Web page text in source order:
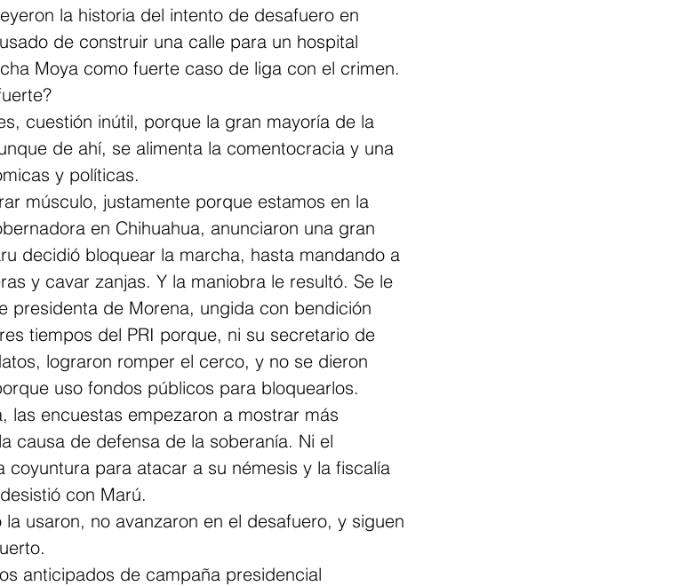
la historia del intento de desafuero en
de construir una calle para un hospital
Moya como fuerte caso de liga con el crimen.
cuestión inútil, porque la gran mayoría de la
de ahí, se alimenta la comentocracia y una
y políticas.
músculo, justamente porque estamos en la
en Chihuahua, anunciaron una gran
decidió bloquear la marcha, hasta mandando a
y cavar zanjas. Y la maniobra le resultó. Se le
presidenta de Morena, ungida con bendición
tiempos del PRI porque, ni su secretario de
lograron romper el cerco, y no se dieron
uso fondos públicos para bloquearlos.
las encuestas empezaron a mostrar más
causa de defensa de la soberanía. Ni el
para atacar a su némesis y la fiscalía
con Marú.
usaron, no avanzaron en el desafuero, y siguen
anticipados de campaña presidencial